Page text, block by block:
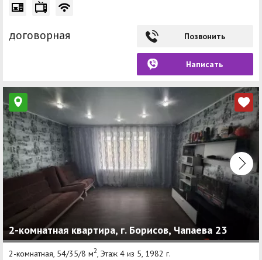
договорная Позвонить
Написать
2-комнатная квартира, г. Борисов, Чапаева 23
2-комнатная, 54/35/8 м2, Этаж 4 из 5, 1982 г.